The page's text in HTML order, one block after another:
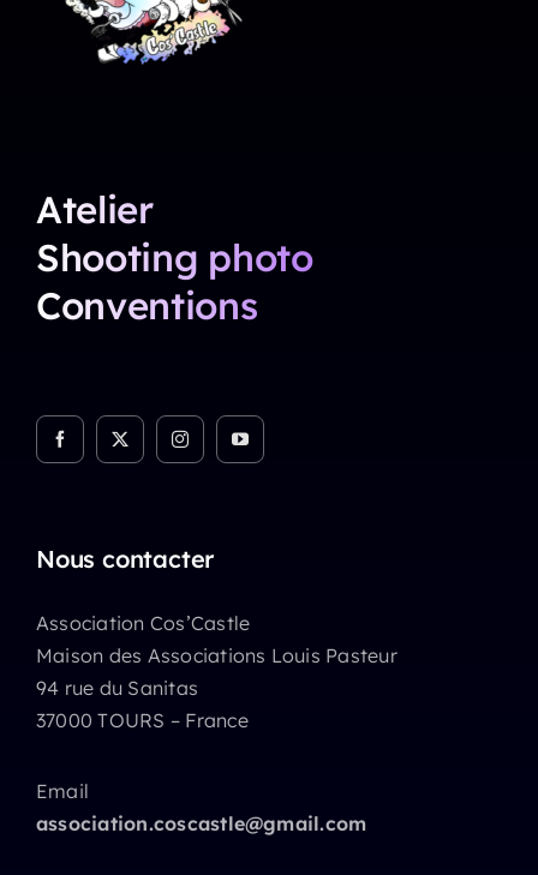
Atelier
Shooting photo
Conventions
Nous contacter
Association Cos’Castle
Maison des Associations Louis Pasteur
94 rue du Sanitas
37000 TOURS – France
Email
association.coscastle@gmail.com